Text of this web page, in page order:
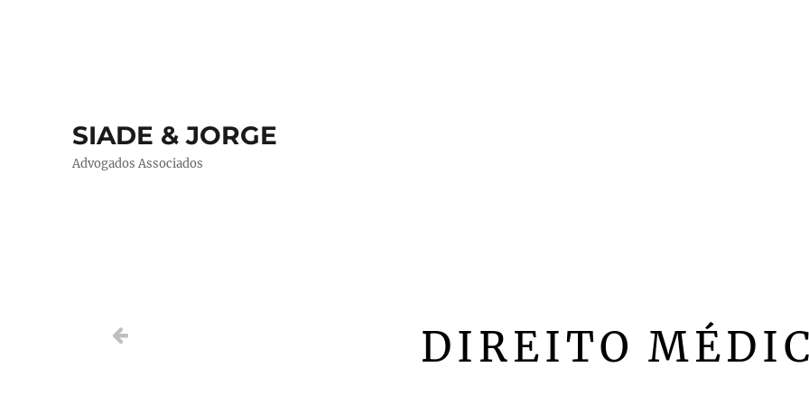
SIADE & JORGE
Advogados Associados
DIREITO